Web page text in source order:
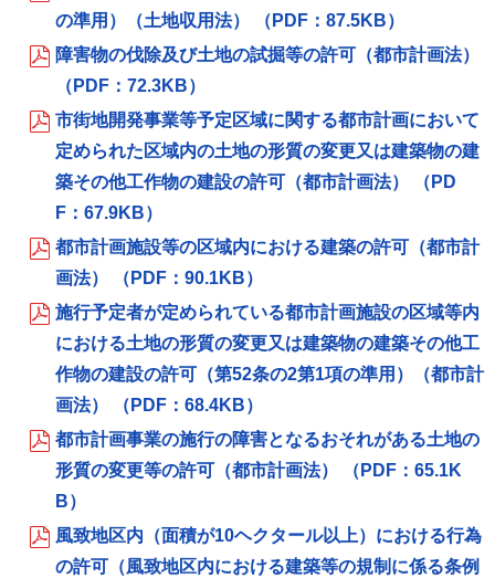
の準用）（土地収用法） （PDF：87.5KB）
障害物の伐除及び土地の試掘等の許可（都市計画法）
（PDF：72.3KB）
市街地開発事業等予定区域に関する都市計画において
定められた区域内の土地の形質の変更又は建築物の建
築その他工作物の建設の許可（都市計画法） （PD
F：67.9KB）
都市計画施設等の区域内における建築の許可（都市計
画法） （PDF：90.1KB）
施行予定者が定められている都市計画施設の区域等内
における土地の形質の変更又は建築物の建築その他工
作物の建設の許可（第52条の2第1項の準用）（都市計
画法） （PDF：68.4KB）
都市計画事業の施行の障害となるおそれがある土地の
形質の変更等の許可（都市計画法） （PDF：65.1K
B）
風致地区内（面積が10ヘクタール以上）における行為
の許可（風致地区内における建築等の規制に係る条例